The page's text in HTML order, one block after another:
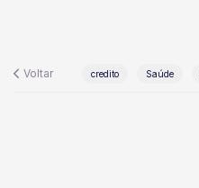
Voltar credito Saúde